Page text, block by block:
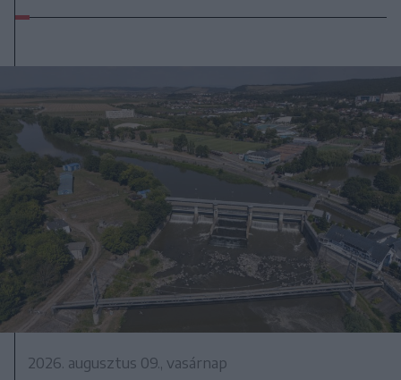
2026. augusztus 09., vasárnap